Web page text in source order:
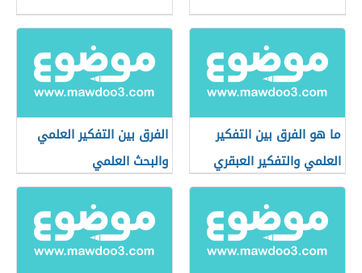
ما هو الفرق بين التفكير
العلمي والتفكير العبقري
الفرق بين التفكير العلمي
والبحث العلمي